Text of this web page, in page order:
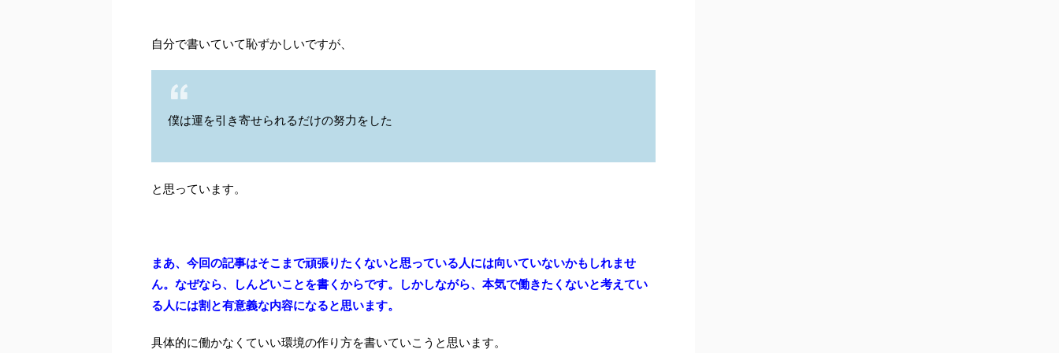
自分で書いていて恥ずかしいですが、
僕は運を引き寄せられるだけの努力をした
と思っています。
まあ、今回の記事はそこまで頑張りたくないと思っている人には向いていないかもしれませ
ん。なぜなら、しんどいことを書くからです。しかしながら、本気で働きたくないと考えてい
る人には割と有意義な内容になると思います。
具体的に働かなくていい環境の作り方を書いていこうと思います。